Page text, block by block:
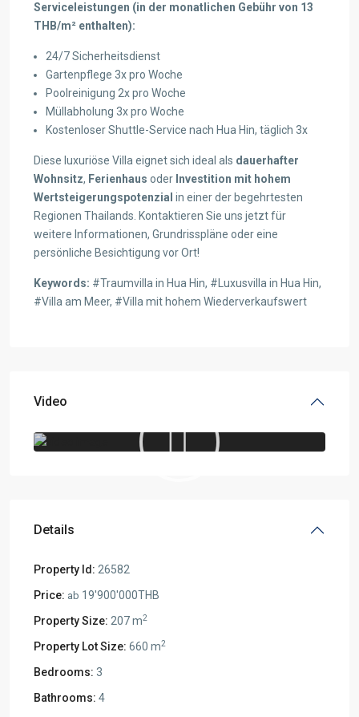
Serviceleistungen (in der monatlichen Gebühr von 13
THB/m² enthalten):
24/7 Sicherheitsdienst
Gartenpflege 3x pro Woche
Poolreinigung 2x pro Woche
Müllabholung 3x pro Woche
Kostenloser Shuttle-Service nach Hua Hin, täglich 3x
Diese luxuriöse Villa eignet sich ideal als dauerhafter
Wohnsitz, Ferienhaus oder Investition mit hohem
Wertsteigerungspotenzial in einer der begehrtesten
Regionen Thailands. Kontaktieren Sie uns jetzt für
weitere Informationen, Grundrisspläne oder eine
persönliche Besichtigung vor Ort!
Keywords: #Traumvilla in Hua Hin, #Luxusvilla in Hua Hin,
#Villa am Meer, #Villa mit hohem Wiederverkaufswert
Video
Details
Property Id: 26582
Price: ab 19'900'000THB
Property Size: 207 m2
Property Lot Size: 660 m2
Bedrooms: 3
Bathrooms: 4